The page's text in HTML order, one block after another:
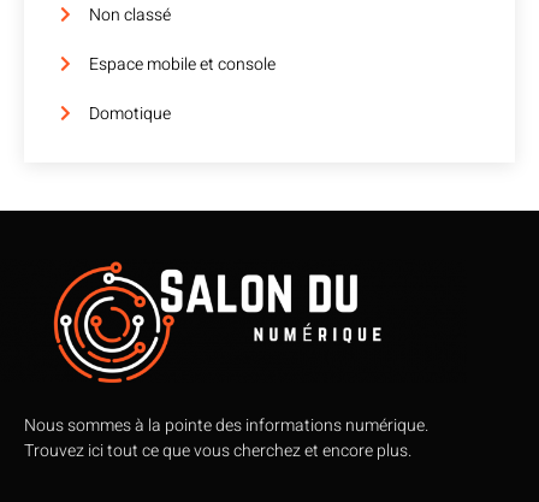
Non classé
Espace mobile et console
Domotique
Nous sommes à la pointe des informations numérique.
Trouvez ici tout ce que vous cherchez et encore plus.